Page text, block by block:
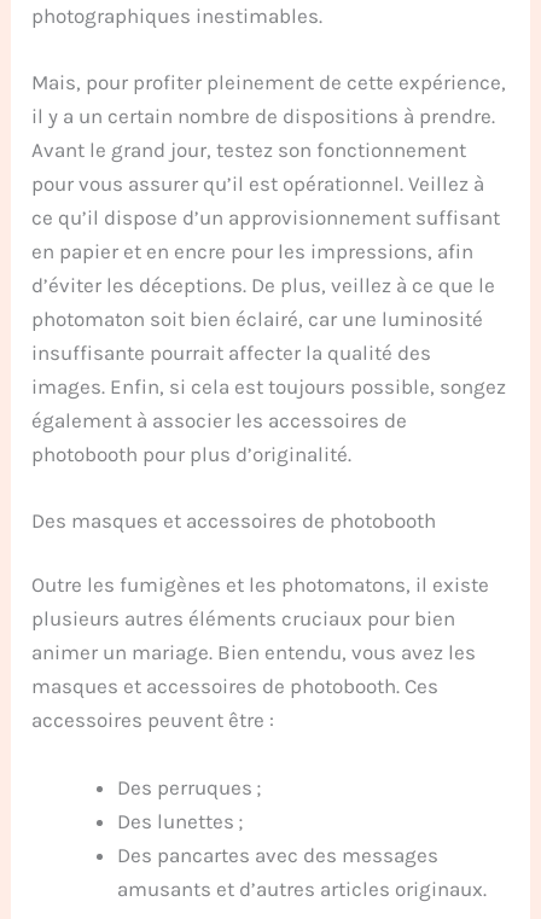
photographiques inestimables.
Mais, pour profiter pleinement de cette expérience,
il y a un certain nombre de dispositions à prendre.
Avant le grand jour, testez son fonctionnement
pour vous assurer qu’il est opérationnel. Veillez à
ce qu’il dispose d’un approvisionnement suffisant
en papier et en encre pour les impressions, afin
d’éviter les déceptions. De plus, veillez à ce que le
photomaton soit bien éclairé, car une luminosité
insuffisante pourrait affecter la qualité des
images. Enfin, si cela est toujours possible, songez
également à associer les accessoires de
photobooth pour plus d’originalité.
Des masques et accessoires de photobooth
Outre les fumigènes et les photomatons, il existe
plusieurs autres éléments cruciaux pour bien
animer un mariage. Bien entendu, vous avez les
masques et accessoires de photobooth. Ces
accessoires peuvent être :
Des perruques ;
Des lunettes ;
Des pancartes avec des messages
amusants et d’autres articles originaux.